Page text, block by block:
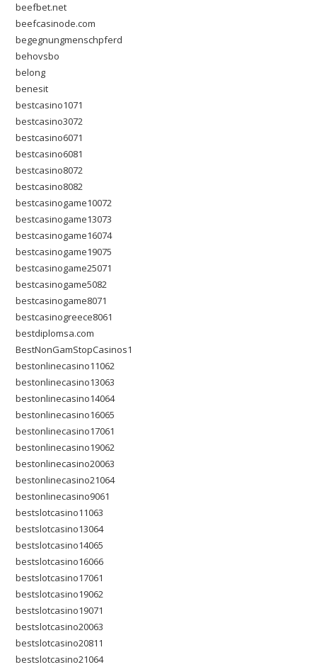
beefbet.net
beefcasinode.com
begegnungmenschpferd
behovsbo
belong
benesit
bestcasino1071
bestcasino3072
bestcasino6071
bestcasino6081
bestcasino8072
bestcasino8082
bestcasinogame10072
bestcasinogame13073
bestcasinogame16074
bestcasinogame19075
bestcasinogame25071
bestcasinogame5082
bestcasinogame8071
bestcasinogreece8061
bestdiplomsa.com
BestNonGamStopCasinos1
bestonlinecasino11062
bestonlinecasino13063
bestonlinecasino14064
bestonlinecasino16065
bestonlinecasino17061
bestonlinecasino19062
bestonlinecasino20063
bestonlinecasino21064
bestonlinecasino9061
bestslotcasino11063
bestslotcasino13064
bestslotcasino14065
bestslotcasino16066
bestslotcasino17061
bestslotcasino19062
bestslotcasino19071
bestslotcasino20063
bestslotcasino20811
bestslotcasino21064